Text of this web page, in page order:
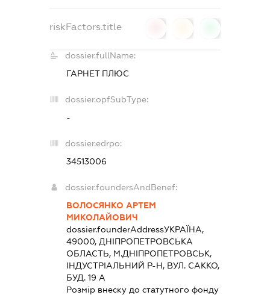
riskFactors.title
dossier.fullName:
ГАРНЕТ ПЛЮС
dossier.opfSubType:
-
dossier.edrpo:
34513006
dossier.foundersAndBenef:
ВОЛОСЯНКО АРТЕМ
МИКОЛАЙОВИЧ
dossier.founderAddressУКРАЇНА,
49000, ДНIПРОПЕТРОВСЬКА
ОБЛАСТЬ, М.ДНІПРОПЕТРОВСЬК,
ІНДУСТРІАЛЬНИЙ Р-Н, ВУЛ. САККО,
БУД. 19 А
Розмір внеску до статутного фонду